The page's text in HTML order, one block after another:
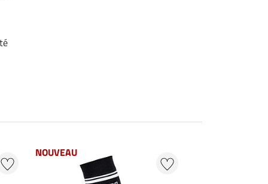
NOUVEAU